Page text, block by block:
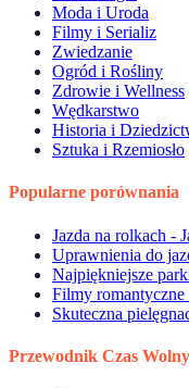
Moda i Uroda
Filmy i Serializ
Zwiedzanie
Ogród i Rośliny
Zdrowie i Wellness
Wędkarstwo
Historia i
Sztuka i Rzemiosło
Popularne porównania
Jazda na rolkach -
Uprawnienia do
Najpiękniejsze
Filmy
Skuteczna
Przewodnik Czas Wolny